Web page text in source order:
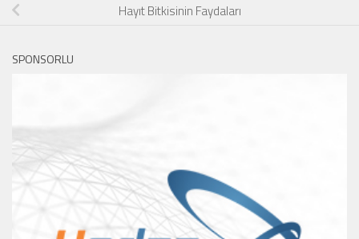
Hayıt Bitkisinin Faydaları
SPONSORLU